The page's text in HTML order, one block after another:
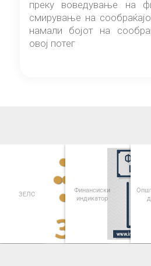
преку воведување на
смирување на
намали бојот на
овој потег
индикатор
Општината на
дланка